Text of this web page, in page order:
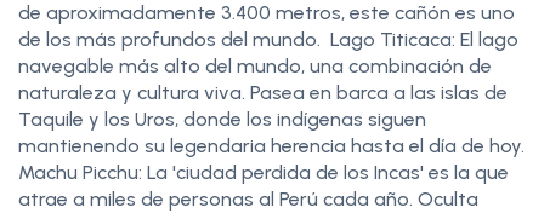
de aproximadamente 3.400 metros, este cañón es uno
de los más profundos del mundo. Lago Titicaca: El lago
navegable más alto del mundo, una combinación de
naturaleza y cultura viva. Pasea en barca a las islas de
Taquile y los Uros, donde los indígenas siguen
mantienendo su legendaria herencia hasta el día de hoy.
Machu Picchu: La 'ciudad perdida de los Incas' es la que
atrae a miles de personas al Perú cada año. Oculta